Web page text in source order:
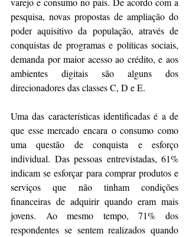
pesquisa, novas propostas de ampliação do
poder aquisitivo da população, através de
conquistas de programas e políticas sociais,
demanda por maior acesso ao crédito, e aos
ambientes digitais são alguns dos
direcionadores das classes C, D e E.
Uma das características identificadas é a de
que esse mercado encara o consumo como
uma questão de conquista e esforço
individual. Das pessoas entrevistadas, 61%
indicam se esforçar para comprar produtos e
serviços que não tinham condições
financeiras de adquirir quando eram mais
jovens. Ao mesmo tempo, 71% dos
respondentes se sentem realizados quando